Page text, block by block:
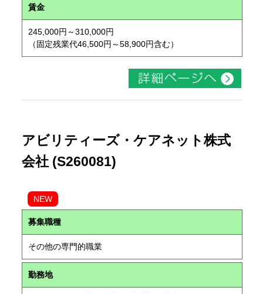
賃金
245,000円～310,000円
（固定残業代46,500円～58,900円含む）
アビリティーズ・ケアネット株式
会社 (S260081)
NEW
募集職種
その他の専門的職業
勤務地